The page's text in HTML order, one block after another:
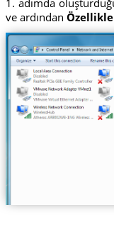
1. adımda
ve ardından